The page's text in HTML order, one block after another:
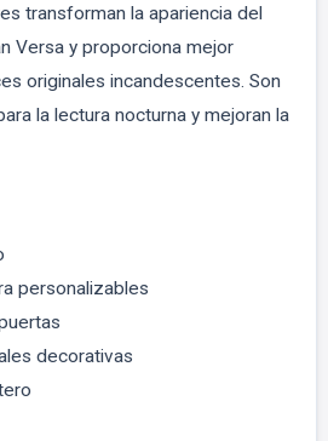
transforman la apariencia del
Versa y proporciona mejor
originales incandescentes. Son
la lectura nocturna y mejoran la
personalizables
decorativas